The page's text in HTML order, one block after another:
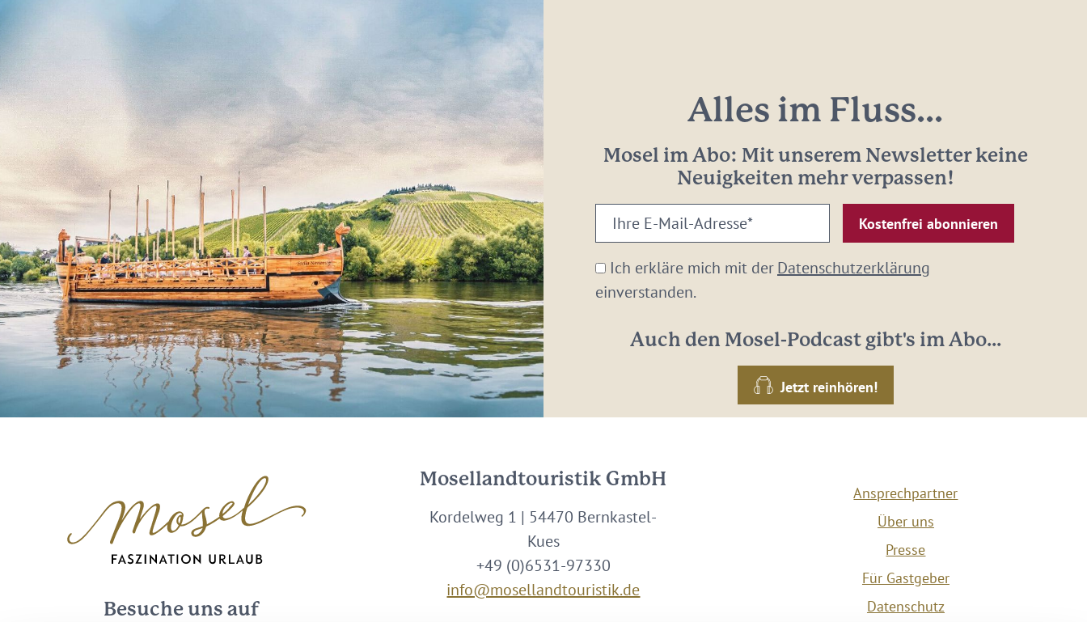
Alles im Fluss...
Mosel im Abo: Mit unserem Newsletter keine
Neuigkeiten mehr verpassen!
Ihre
E-
Mail-
Adresse:
Ich erkläre mich mit derDatenschutzerklärung
einverstanden.
Auch den Mosel-Podcast gibt's im Abo...
Jetzt reinhören!
Besuche uns auf
Mosellandtouristik GmbH
Kordelweg 1 | 54470 Bernkastel-
Kues
+49 (0)6531-97330
info@mosellandtouristik.de
Ansprechpartner
Über uns
Presse
Für Gastgeber
Datenschutz